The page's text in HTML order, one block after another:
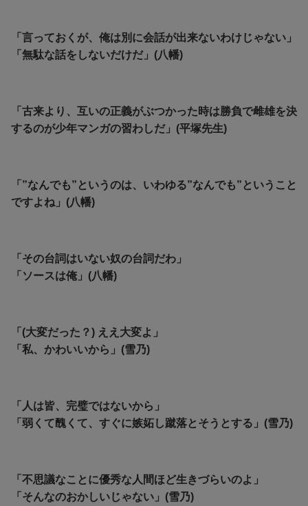
「言っておくが、俺は別に会話が出来ないわけじゃない」
「無駄な話をしないだけだ」(八幡)
「古来より、互いの正義がぶつかった時は勝負で雌雄を決
するのが少年マンガの習わしだ」(平塚先生)
「”なんでも”というのは、いわゆる”なんでも”ということ
ですよね」(八幡)
「その台詞はいない奴の台詞だわ」
「ソースは俺」(八幡)
「(大変だった？) ええ大変よ」
「私、かわいいから」(雪乃)
「人は皆、完璧ではないから」
「弱くて醜くて、すぐに嫉妬し蹴落とそうとする」(雪乃)
「不思議なことに優秀な人間ほど生きづらいのよ」
「そんなのおかしいじゃない」(雪乃)